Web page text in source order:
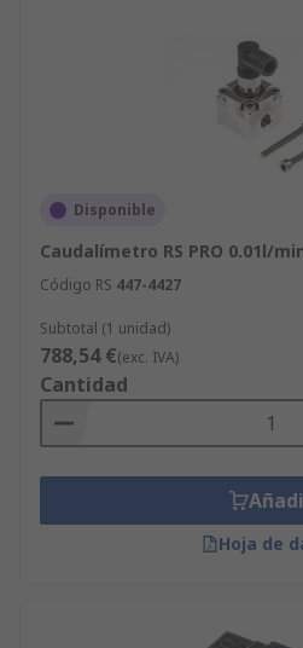
Disponible
Caudalímetro RS PRO 0.01l/
Código RS 447-4427
Subtotal (1 unidad)
788,54 €(exc. IVA)
Cantidad
Hoja de